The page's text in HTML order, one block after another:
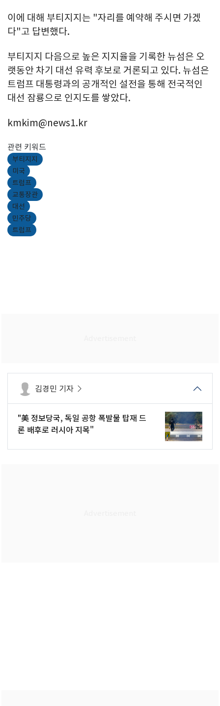
이에 대해 부티지지는 "자리를 예약해 주시면 가겠
다"고 답변했다.
부티지지 다음으로 높은 지지율을 기록한 뉴섬은 오
랫동안 차기 대선 유력 후보로 거론되고 있다. 뉴섬은
트럼프 대통령과의 공개적인 설전을 통해 전국적인
대선 잠룡으로 인지도를 쌓았다.
kmkim@news1.kr
관련 키워드
부티지지
미국
트럼프
교통장관
대선
민주당
트럼프
김경민 기자
"美 정보당국, 독일 공항 폭발물 탑재 드
론 배후로 러시아 지목"